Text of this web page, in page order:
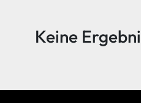
Keine